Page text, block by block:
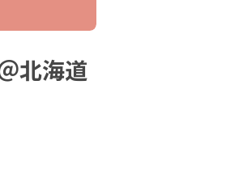
北海道